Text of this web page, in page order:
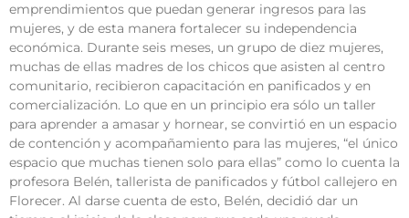
emprendimientos que puedan generar ingresos para las
mujeres, y de esta manera fortalecer su independencia
económica. Durante seis meses, un grupo de diez mujeres,
muchas de ellas madres de los chicos que asisten al centro
comunitario, recibieron capacitación en panificados y en
comercialización. Lo que en un principio era sólo un taller
para aprender a amasar y hornear, se convirtió en un espacio
de contención y acompañamiento para las mujeres, “el único
espacio que muchas tienen solo para ellas” como lo cuenta la
profesora Belén, tallerista de panificados y fútbol callejero en
Florecer. Al darse cuenta de esto, Belén, decidió dar un